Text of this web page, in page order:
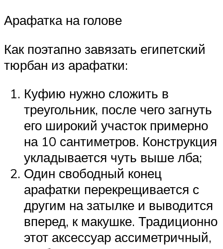
Арафатка на голове
Как поэтапно завязать египетский
тюрбан из арафатки:
Куфию нужно сложить в
треугольник, после чего загнуть
его широкий участок примерно
на 10 сантиметров. Конструкция
укладывается чуть выше лба;
Один свободный конец
арафатки перекрещивается с
другим на затылке и выводится
вперед, к макушке. Традиционно
этот аксессуар ассиметричный,